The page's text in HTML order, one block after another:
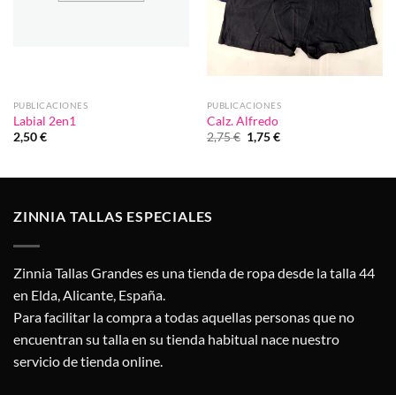
PUBLICACIONES
Labial 2en1
2,50€
PUBLICACIONES
Calz. Alfredo
2,75€ El
precio
2,75 €.
1,75€El
1,75 €.
ZINNIA TALLAS ESPECIALES
Zinnia Tallas Grandes es una tienda de ropa desde la talla 44
en Elda, Alicante, España.
Para facilitar la compra a todas aquellas personas que no
encuentran su talla en su tienda habitual nace nuestro
servicio de tienda online.